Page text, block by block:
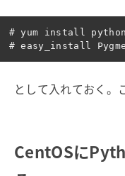
# yum install
として入れておく。
CentOSに